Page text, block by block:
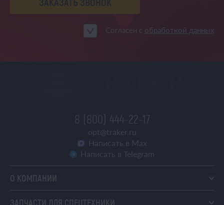
Согласен с обработкой данных
8 (800) 444-22-17
opt@traker.ru
Написать в Max
Написать в Telegram
О КОМПАНИИ
ЗАПЧАСТИ ДЛЯ СПЕЦТЕХНИКИ